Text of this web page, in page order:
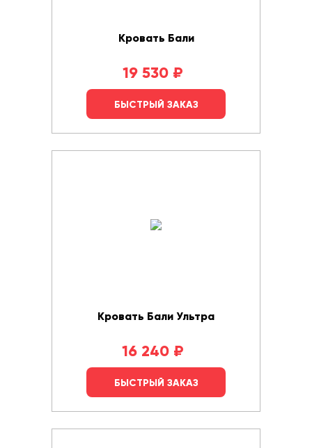
Кровать Бали
19 530 ₽
БЫСТРЫЙ ЗАКАЗ
Кровать Бали Ультра
16 240 ₽
БЫСТРЫЙ ЗАКАЗ